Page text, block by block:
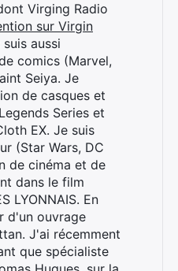
Virging Radio
sur Virgin
suis aussi
comics (Marvel,
Seiya. Je
de casques et
Series et
EX. Je suis
(Star Wars, DC
de cinéma et de
dans le film
LYONNAIS. En
d'un ouvrage
J'ai récemment
que spécialiste